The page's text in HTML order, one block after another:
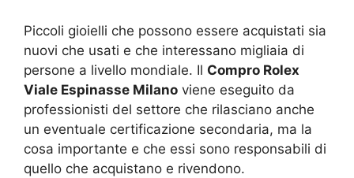
Piccoli gioielli che possono essere acquistati sia
nuovi che usati e che interessano migliaia di
persone a livello mondiale. Il Compro Rolex
Viale Espinasse Milano viene eseguito da
professionisti del settore che rilasciano anche
un eventuale certificazione secondaria, ma la
cosa importante e che essi sono responsabili di
quello che acquistano e rivendono.